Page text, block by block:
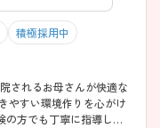
積極採用中
されるお母さんが快適な
やすい環境作りを心がけ
の方でも丁寧に指導して